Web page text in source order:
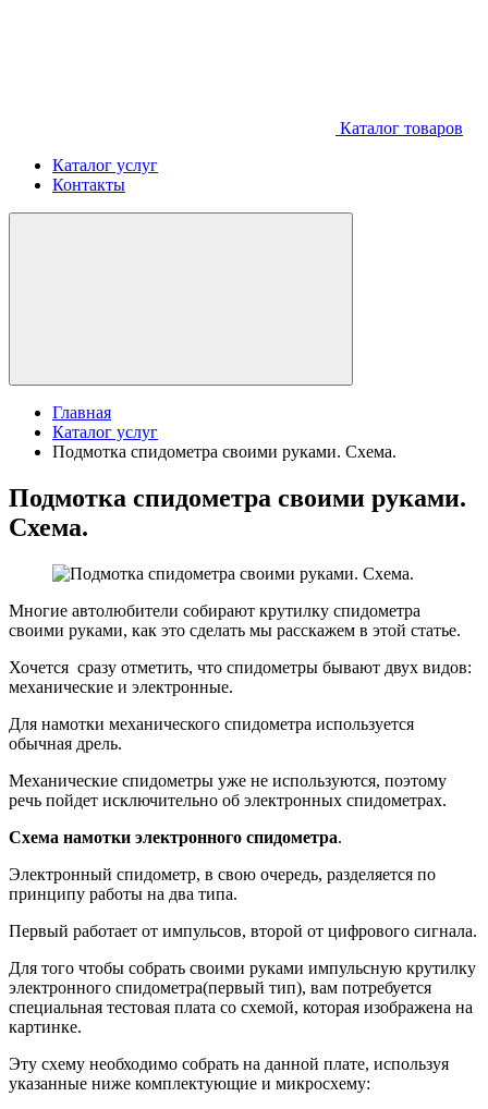
Каталог товаров
Каталог услуг
Контакты
Главная
Каталог услуг
Подмотка спидометра своими руками. Схема.
Подмотка спидометра своими руками.
Схема.
Многие автолюбители собирают крутилку спидометра
своими руками, как это сделать мы расскажем в этой статье.
Хочется сразу отметить, что спидометры бывают двух видов:
механические и электронные.
Для намотки механического спидометра используется
обычная дрель.
Механические спидометры уже не используются, поэтому
речь пойдет исключительно об электронных спидометрах.
Схема намотки электронного спидометра.
Электронный спидометр, в свою очередь, разделяется по
принципу работы на два типа.
Первый работает от импульсов, второй от цифрового сигнала.
Для того чтобы собрать своими руками импульсную крутилку
электронного спидометра(первый тип), вам потребуется
специальная тестовая плата со схемой, которая изображена на
картинке.
Эту схему необходимо собрать на данной плате, используя
указанные ниже комплектующие и микросхему: